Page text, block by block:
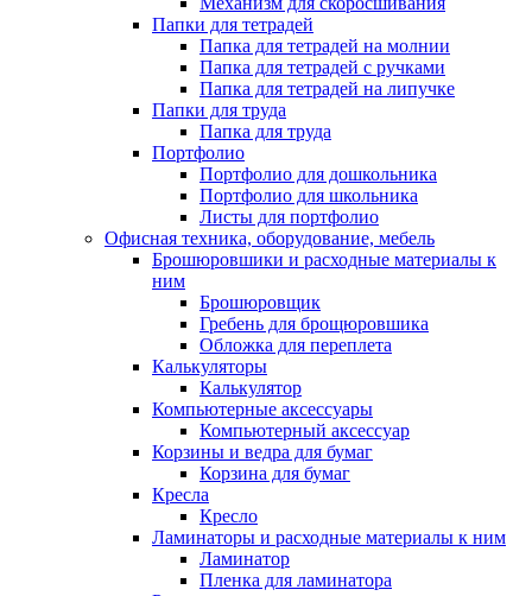
Папки для тетрадей
Папка для тетрадей на молнии
Папка для тетрадей с ручками
Папка для тетрадей на липучке
Папки для труда
Папка для труда
Портфолио
Портфолио для дошкольника
Портфолио для школьника
Листы для портфолио
Офисная техника, оборудование, мебель
Брошюровшики и расходные материалы к
ним
Брошюровщик
Гребень для брощюровшика
Обложка для переплета
Калькуляторы
Калькулятор
Компьютерные аксессуары
Компьютерный аксессуар
Корзины и ведра для бумаг
Корзина для бумаг
Кресла
Кресло
Ламинаторы и расходные материалы к ним
Ламинатор
Пленка для ламинатора